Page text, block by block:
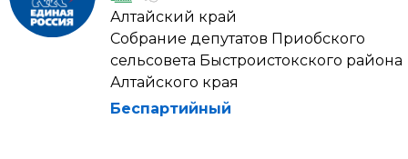
Алтайский край
Собрание депутатов Приобского
сельсовета Быстроистокского района
Алтайского края
Беспартийный